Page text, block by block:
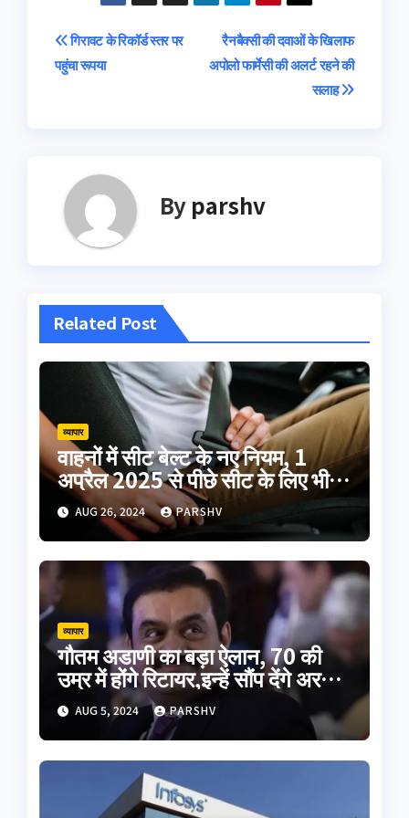
Post
navigation
रैनबैक्सी की दवाओं के खिलाफ
अपोलो फार्मेसी की अलर्ट रहने की
सलाह
गिरावट के रिकॉर्ड स्तर पर
पहुंचा रूपया
By parshv
Related Post
व्यापार
वाहनों में सीट बेल्ट के नए नियम, 1
अप्रैल 2025 से पीछे सीट के लिए भी
अनिवार्य
AUG 26, 2024 PARSHV
व्यापार
गौतम अडाणी का बड़ा ऐलान, 70 की
उम्र में होंगे रिटायर,इन्हें सौंप देंगे अरबों
की कंपनी
AUG 5, 2024 PARSHV